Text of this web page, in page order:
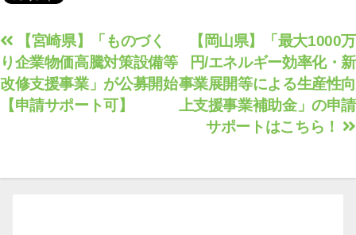
投
稿
ナ
ビ
【岡山県】「最大1000万
円/エネルギー効率化・新
事業展開等による生産性向
上支援事業補助金」の申請
サポートはこちら！
【宮崎県】「ものづく
り企業物価高騰対策設備等
改修支援事業」が公募開始
【申請サポート可】